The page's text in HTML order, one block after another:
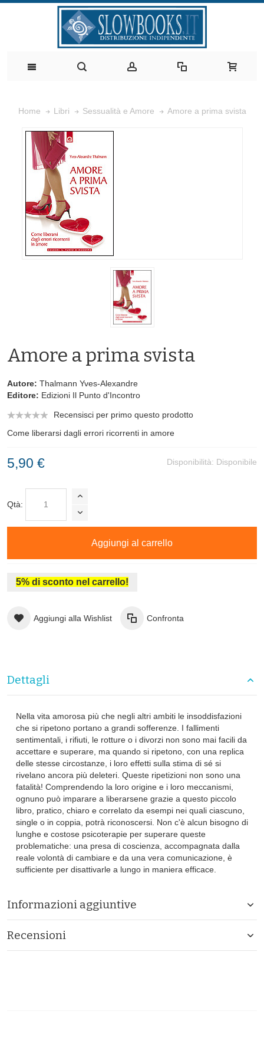
Home Libri Sessualità e Amore Amore a prima svista
Amore a prima svista
Autore: Thalmann Yves-Alexandre
Editore: Edizioni Il Punto d'Incontro
Recensisci per primo questo prodotto
Come liberarsi dagli errori ricorrenti in amore
Disponibilità: Disponibile
5,90 €
Qtà:
Aggiungi al carrello
5% di sconto nel carrello!
Aggiungi alla Wishlist Confronta
Dettagli
Nella vita amorosa più che negli altri ambiti le insoddisfazioni
che si ripetono portano a grandi sofferenze. I fallimenti
sentimentali, i rifiuti, le rotture o i divorzi non sono mai facili da
accettare e superare, ma quando si ripetono, con una replica
delle stesse circostanze, i loro effetti sulla stima di sé si
rivelano ancora più deleteri. Queste ripetizioni non sono una
fatalità! Comprendendo la loro origine e i loro meccanismi,
ognuno può imparare a liberarsene grazie a questo piccolo
libro, pratico, chiaro e correlato da esempi nei quali ciascuno,
single o in coppia, potrà riconoscersi. Non c'è alcun bisogno di
lunghe e costose psicoterapie per superare queste
problematiche: una presa di coscienza, accompagnata dalla
reale volontà di cambiare e da una vera comunicazione, è
sufficiente per disattivarle a lungo in maniera efficace.
Informazioni aggiuntive
Recensioni